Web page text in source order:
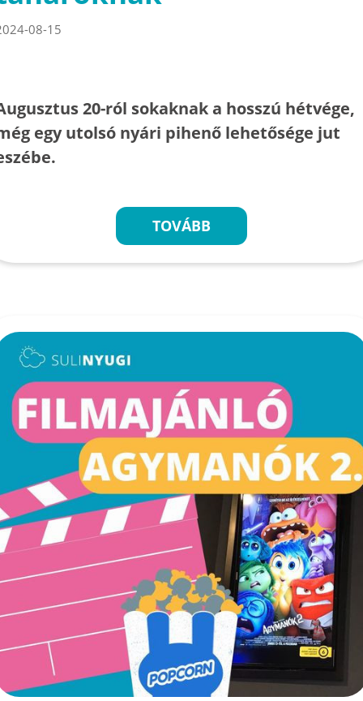
08-15
20-ról sokaknak a hosszú hétvége,
egy utolsó nyári pihenő lehetősége jut
TOVÁBB